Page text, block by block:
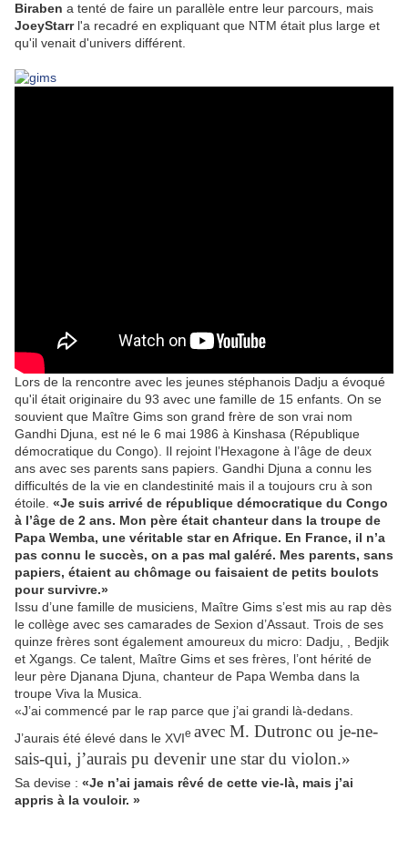
Biraben a tenté de faire un parallèle entre leur parcours, mais
JoeyStarrl'a recadré en expliquant que NTM était plus large et
qu'il venait d'univers différent.
Lors de la rencontre avec les jeunes stéphanois Dadju a évoqué
qu'il était originaire du 93 avec une famille de 15 enfants. On se
souvient que Maître Gims son grand frère de son vrai nom
Gandhi Djuna, est né le 6 mai 1986 à Kinshasa (République
démocratique du Congo). Il rejoint l’Hexagone à l’âge de deux
ans avec ses parents sans papiers. Gandhi Djuna a connu les
difficultés de la vie en clandestinité mais il a toujours cru à son
étoile. «Je suis arrivé de république démocratique du Congo
à l’âge de 2 ans. Mon père était chanteur dans la troupe de
Papa Wemba, une véritable star en Afrique. En France, il n’a
pas connu le succès, on a pas mal galéré. Mes parents, sans
papiers, étaient au chômage ou faisaient de petits boulots
pour survivre.»
Issu d’une famille de musiciens, Maître Gims s’est mis au rap dès
le collège avec ses camarades de Sexion d’Assaut. Trois de ses
quinze frères sont également amoureux du micro: Dadju, , Bedjik
et Xgangs. Ce talent, Maître Gims et ses frères, l’ont hérité de
leur père Djanana Djuna, chanteur de Papa Wemba dans la
troupe Viva la Musica.
«J’ai commencé par le rap parce que j’ai grandi là-dedans.
J’aurais été élevé dans le XVIe avec M. Dutronc ou je-ne-
sais-qui, j’aurais pu devenir une star du violon.»
Sa devise : «Je n’ai jamais rêvé de cette vie-là, mais j’ai
appris à la vouloir. »